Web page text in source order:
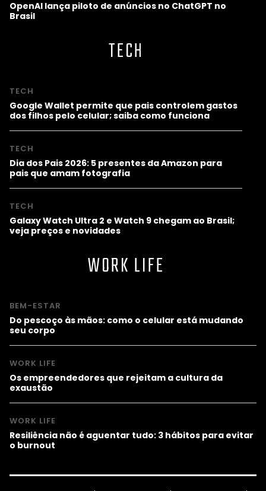
OpenAI lança piloto de anúncios no ChatGPT no
Brasil
TECH
TECH
Google Wallet permite que pais controlem gastos
dos filhos pelo celular; saiba como funciona
TECH
Dia dos Pais 2026: 5 presentes da Amazon para
pais que amam fotografia
TECH
Galaxy Watch Ultra 2 e Watch 9 chegam ao Brasil;
veja preços e novidades
WORK LIFE
BEM-ESTAR
Do pescoço às mãos: como o celular está mudando
seu corpo
WORK LIFE
Os empreendedores que rejeitam a cultura da
exaustão
WORK LIFE
Resiliência não é aguentar tudo: 3 hábitos para evitar
o burnout